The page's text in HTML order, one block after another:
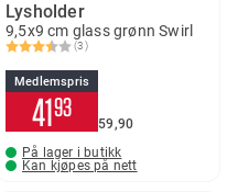
Lysholder
9,5x9 cm glass grønn Swirl
Karakter:
(3)
3.7 av 5 mulige
Medlemspris
4193
59 90
På lager i butikk
Kan kjøpes på nett